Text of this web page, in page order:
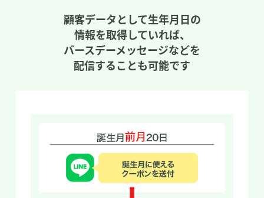
顧客データとして生年月日の
情報を取得していれば、
バースデーメッセージなどを
配信することも可能です